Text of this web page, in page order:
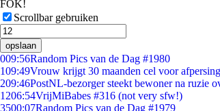
FOK!
Scrollbar gebruiken
opslaan
009:56Random Pics van de Dag #1980
109:49Vrouw krijgt 30 maanden cel voor
209:46PostNL-bezorger steekt bewoner na ruzie
1206:54VrijMiBabes #316 (not very sfw!)
3500:07Random Pics van de Dag #1979